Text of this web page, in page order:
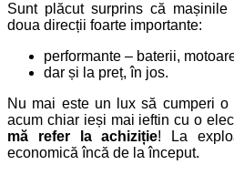
Sunt plăcut surprins că
doua direcții foarte importante:
performante – baterii,
dar și la preț, în jos.
Nu mai este un lux să cumperi o
acum chiar ieși mai ieftin cu o
mă refer la achiziție! La
economică încă de la început.